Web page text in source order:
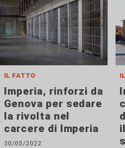
il fatto
Imperia, rinforzi da
Genova per sedare
la rivolta nel
carcere di Imperia
30/05/2022